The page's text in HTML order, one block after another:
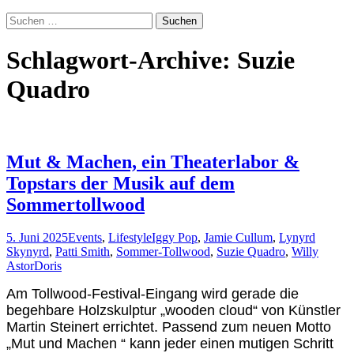
Suchen
nach:
Schlagwort-Archive: Suzie
Quadro
Mut & Machen, ein Theaterlabor &
Topstars der Musik auf dem
Sommertollwood
5. Juni 2025Events, LifestyleIggy Pop, Jamie Cullum, Lynyrd
Skynyrd, Patti Smith, Sommer-Tollwood, Suzie Quadro, Willy
AstorDoris
Am Tollwood-Festival-Eingang wird gerade die
begehbare Holzskulptur „wooden cloud“ von Künstler
Martin Steinert errichtet. Passend zum neuen Motto
„Mut und Machen “ kann jeder einen mutigen Schritt